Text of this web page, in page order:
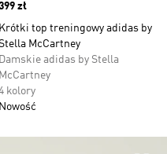
zł
Krótki top treningowy adidas by
McCartney
Damskie adidas by Stella
McCartney
kolory
Nowość